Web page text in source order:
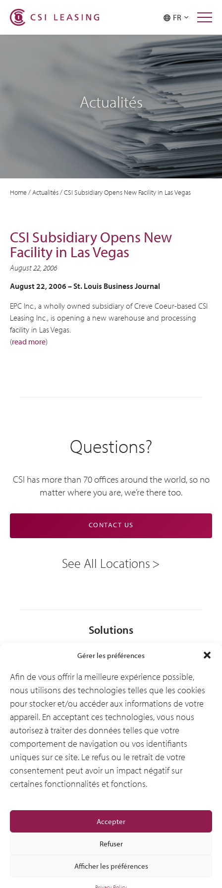
Gérer les préférences
Afin de vous offrir la meilleure expérience possible,
nous utilisons des technologies telles que les cookies
pour stocker et/ou accéder aux informations de votre
appareil. En acceptant ces technologies, vous nous
autorisez à traiter des données telles que votre
comportement de navigation ou vos identifiants
uniques sur ce site. Le refus ou le retrait de votre
consentement peut avoir un impact négatif sur
certaines fonctionnalités et fonctions.
Accepter
Refuser
Afficher les préférences
FR
Actualités
Home/Actualités/CSI Subsidiary Opens New Facility in Las Vegas
CSI Subsidiary Opens New
Facility in Las Vegas
August 22, 2006
August 22, 2006 – St. Louis Business Journal
EPC Inc., a wholly owned subsidiary of Creve Coeur-based CSI
Leasing Inc., is opening a new warehouse and processing
facility in Las Vegas.
(read more)
Questions?
CSI has more than 70 offices around the world, so no
matter where you are, we’re there too.
CONTACT US
See All Locations
Solutions
Ressources
Notre entreprise
General
© 2012-2026 CSI Leasing, Inc. All Right Reserved.